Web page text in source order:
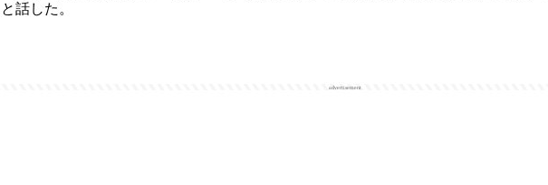
と話した。
advertisement